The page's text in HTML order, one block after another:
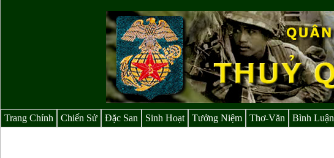
Trang Chính Chiến Sử Đặc San Sinh Hoạt Tưởng Niệm Thơ-Văn Bình Luận